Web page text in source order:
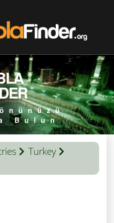
Bulun
Turkey